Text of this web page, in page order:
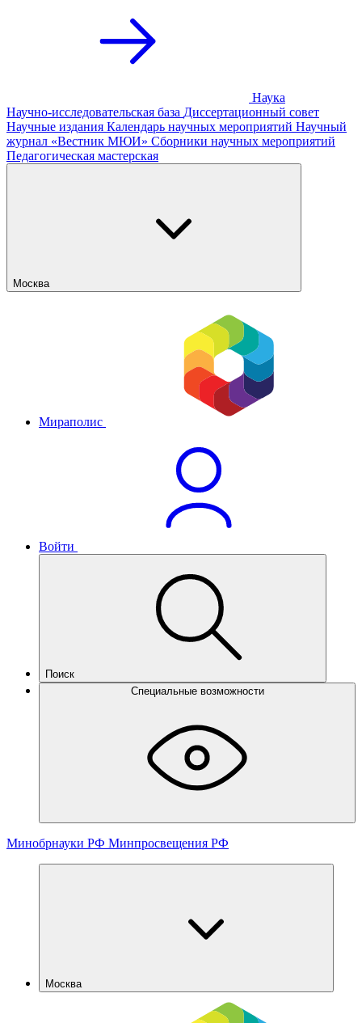
Наука
Научно-исследовательская база Диссертационный совет
Научные издания Календарь научных мероприятий Научный
журнал «Вестник МЮИ» Сборники научных мероприятий
Педагогическая мастерская
Москва
Мираполис
Войти
Поиск
Специальные возможности
Минобрнауки РФ Минпросвещения РФ
Москва